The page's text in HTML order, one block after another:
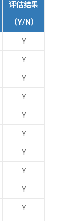
评估结果
（Y/N）
Y
Y
Y
Y
Y
Y
Y
Y
Y
Y